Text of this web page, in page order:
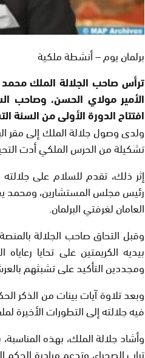
برلمان يوم – أنشطة ملكية
ترأس صاحب الجلالة الملك
الأمير مولاي الحسن، وصاحب
افتتاح الدورة الأولى من السنة
ولدى وصول جلالة الملك إلى مقر
تشكيلة من الحرس الملكي أدت
إثر ذلك، تقدم للسلام على
رئيس مجلس المستشارين، ومحمد
العامان لغرفتي البرلمان.
وقبل التحاق صاحب الجلالة بالمنصة
بيديه الكريمتين على تحايا
ومجددين التأكيد على تشبثهم
وبعد تلاوة آيات بينات من الذكر
فيه جلالته إلى التطورات الأخيرة
وأشاد جلالة الملك، بهذه
تراب الصحراء، وتدعم مبادرة الحكم